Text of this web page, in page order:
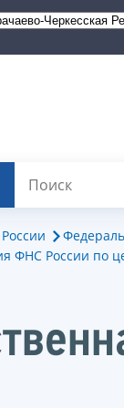
ФНС России по